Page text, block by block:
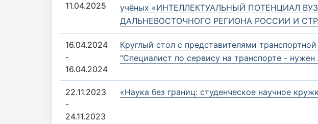
11.04.2025
учёных «ИНТЕЛЛЕКТУАЛЬНЫЙ ПОТЕНЦИАЛ
ДАЛЬНЕВОСТОЧНОГО РЕГИОНА РОССИИ И
16.04.2024
-
16.04.2024
Круглый стол с представителями
"Специалист по сервису на транспорте - нужен
22.11.2023
-
24.11.2023
«Наука без границ: студенческое научное